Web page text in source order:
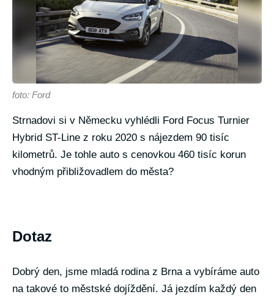
foto: Ford
Strnadovi si v Německu vyhlédli Ford Focus Turnier
Hybrid ST-Line z roku 2020 s nájezdem 90 tisíc
kilometrů. Je tohle auto s cenovkou 460 tisíc korun
vhodným přibližovadlem do města?
Dotaz
Dobrý den, jsme mladá rodina z Brna a vybíráme auto
na takové to městské dojíždění. Já jezdím každý den